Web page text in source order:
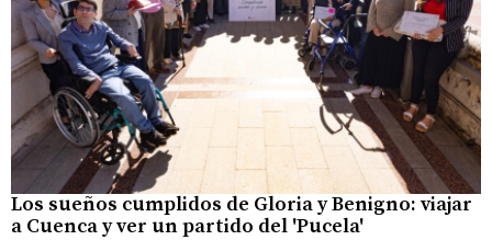
Los sueños cumplidos de Gloria y Benigno: viajar
a Cuenca y ver un partido del 'Pucela'